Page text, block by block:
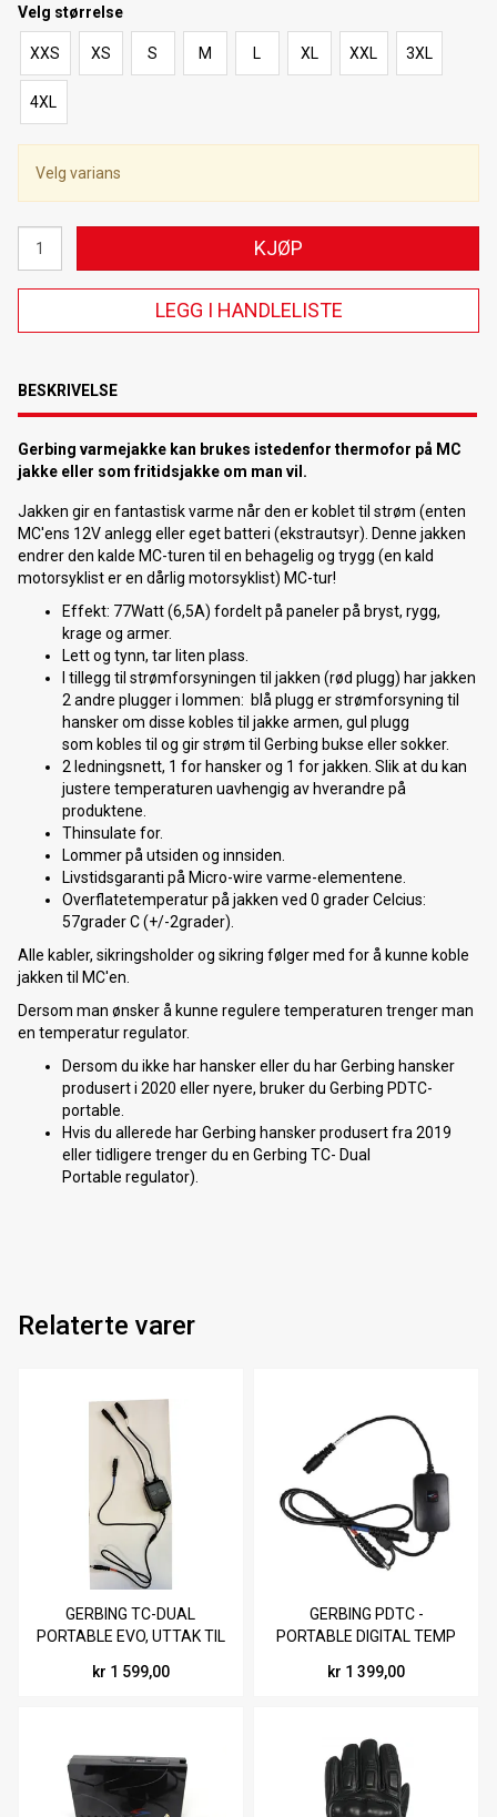
Velg størrelse
XXS XS S M L XL XXL 3XL
4XL
Velg varians
KJØP
LEGG I HANDLELISTE
BESKRIVELSE
Gerbing varmejakke kan brukes istedenfor thermofor på MC
jakke eller som fritidsjakke om man vil.
Jakken gir en fantastisk varme når den er koblet til strøm (enten
MC'ens 12V anlegg eller eget batteri (ekstrautsyr). Denne jakken
endrer den kalde MC-turen til en behagelig og trygg (en kald
motorsyklist er en dårlig motorsyklist) MC-tur!
Effekt: 77Watt (6,5A) fordelt på paneler på bryst, rygg,
krage og armer.
Lett og tynn, tar liten plass.
I tillegg til strømforsyningen til jakken (rød plugg) har jakken
2 andre plugger i lommen: blå plugg er strømforsyning til
hansker om disse kobles til jakke armen, gul plugg
som kobles til og gir strøm til Gerbing bukse eller sokker.
2 ledningsnett, 1 for hansker og 1 for jakken. Slik at du kan
justere temperaturen uavhengig av hverandre på
produktene.
Thinsulate for.
Lommer på utsiden og innsiden.
Livstidsgaranti på Micro-wire varme-elementene.
Overflatetemperatur på jakken ved 0 grader Celcius:
57grader C (+/-2grader).
Alle kabler, sikringsholder og sikring følger med for å kunne koble
jakken til MC'en.
Dersom man ønsker å kunne regulere temperaturen trenger man
en temperatur regulator.
Dersom du ikke har hansker eller du har Gerbing hansker
produsert i 2020 eller nyere, bruker du Gerbing PDTC-
portable.
Hvis du allerede har Gerbing hansker produsert fra 2019
eller tidligere trenger du en Gerbing TC- Dual
Portable regulator).
Relaterte varer
GERBING TC-DUAL
PORTABLE EVO, UTTAK TIL
kr 1 599,00
GERBING PDTC -
PORTABLE DIGITAL TEMP
kr 1 399,00